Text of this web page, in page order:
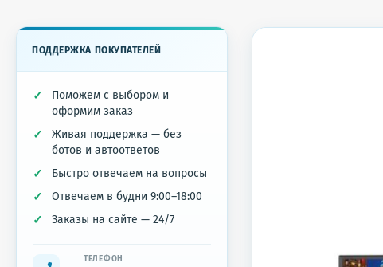
ПОДДЕРЖКА ПОКУПАТЕЛЕЙ
Поможем с выбором и
оформим заказ
Живая поддержка — без
ботов и автоответов
Быстро отвечаем на вопросы
Отвечаем в будни 9:00–18:00
Заказы на сайте — 24/7
ТЕЛЕФОН